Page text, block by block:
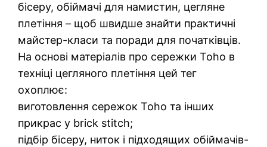
бісеру, обіймачі для намистин, цегляне
плетіння – щоб швидше знайти практичні
майстер-класи та поради для початківців.
На основі матеріалів про сережки Toho в
техніці цегляного плетіння цей тег
охоплює:
виготовлення сережок Toho та інших
прикрас у brick stitch;
підбір бісеру, ниток і підходящих обіймачів-